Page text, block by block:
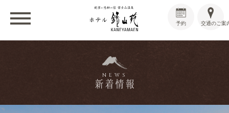
交通のご案
予約
NEWS
新着情報